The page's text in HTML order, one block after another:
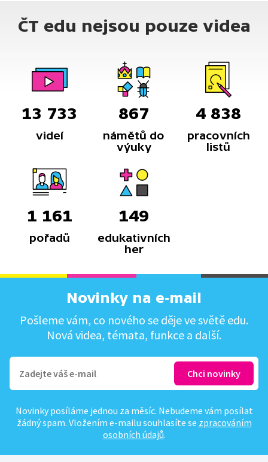
ČT edu nejsou pouze videa
13 733
videí
867
námětů do
výuky
4 838
pracovních
listů
1 161
pořadů
149
edukativních
her
Novinky na e-mail
Pošleme vám, co nového se děje ve světě edu.
Nová videa, témata, funkce a další.
Novinky posíláme jednou za měsíc. Nebudeme vám posílat
žádný spam. Vložením e-mailu souhlasíte se zpracováním
osobních údajů.